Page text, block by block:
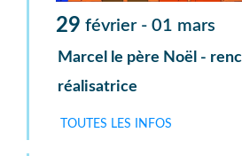
29 février - 01 mars
Marcel le père Noël -
réalisatrice
TOUTES LES INFOS